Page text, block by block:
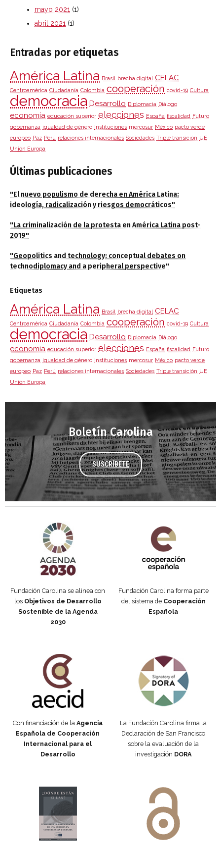
mayo 2021 (1)
abril 2021 (1)
Entradas por etiquetas
América Latina Brasil brecha digital CELAC
Centroamérica Ciudadanía Colombia cooperación covid-19 Cultura
democracia Desarrollo Diplomacia Diálogo
economía educación superior elecciones España fiscalidad Futuro
gobernanza igualdad de género Instituciones mercosur México pacto verde
europeo Paz Perú relaciones internacionales Sociedades Triple transición UE
Unión Europa
Últimas publicaciones
"El nuevo populismo de derecha en América Latina:
ideología, radicalización y riesgos democráticos"
"La criminalización de la protesta en América Latina post-
2019"
"Geopolitics and technology: conceptual debates on
technodiplomacy and a peripheral perspective"
Etiquetas
América Latina Brasil brecha digital CELAC
Centroamérica Ciudadanía Colombia cooperación covid-19 Cultura
democracia Desarrollo Diplomacia Diálogo
economía educación superior elecciones España fiscalidad Futuro
gobernanza igualdad de género Instituciones mercosur México pacto verde
europeo Paz Perú relaciones internacionales Sociedades Triple transición UE
Unión Europa
Boletín Carolina
SUSCRÍBETE
Fundación Carolina se alinea con
los Objetivos de Desarrollo
Sostenible de la Agenda
2030
Fundación Carolina forma parte
del sistema de Cooperación
Española
Con financiación de la Agencia
Española de Cooperación
Internacional para el
Desarrollo
La Fundación Carolina firma la
Declaración de San Francisco
sobre la evaluación de la
investigación DORA